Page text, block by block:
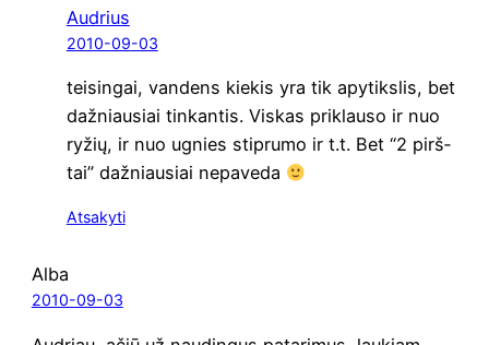
Audrius
2010-09-03
tei­sin­gai, van­dens kie­kis yra tik apy­tiks­lis, bet
daž­niau­siai tin­kan­tis. Vis­kas pri­klau­so ir nuo
ryžių, ir nuo ugnies stip­ru­mo ir t.t. Bet “2 pirš­
tai” daž­niau­siai nepaveda
Atsakyti
Alba
2010-09-03